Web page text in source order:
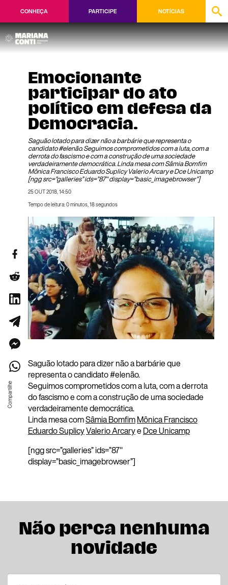
CONHEÇA PARTICIPE NOTÍCIAS
Emocionante
participar do ato
político em defesa da
Democracia.
Saguão lotado para dizer não a barbárie que representa o
candidato #elenão. Seguimos comprometidos com a luta, com a
derrota do fascismo e com a construção de uma sociedade
verdadeiramente democrática. Linda mesa com Sâmia Bomfim
Mônica Francisco Eduardo Suplicy Valerio Arcary e Dce Unicamp
[ngg src=”galleries” ids=”87″ display=”basic_imagebrowser”]
25 OUT 2018, 14:50
Tempo de leitura: 0 minutos, 18 segundos
Saguão lotado para dizer não a barbárie que
representa o candidato#elenão.
Seguimos comprometidos com a luta, com a derrota
do fascismo e com a construção de uma sociedade
verdadeiramente democrática.
Linda mesa comSâmia BomfimMônica Francisco
Eduardo SuplicyValerio ArcaryeDce Unicamp
[ngg src=”galleries” ids=”87″
display=”basic_imagebrowser”]
Não perca nenhuma
novidade